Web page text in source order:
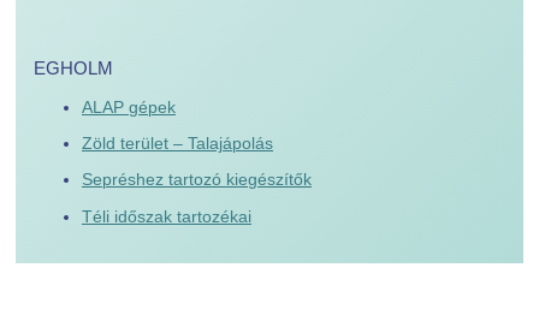
EGHOLM
ALAP gépek
Zöld terület – Talajápolás
Sepréshez tartozó kiegészítők
Téli időszak tartozékai